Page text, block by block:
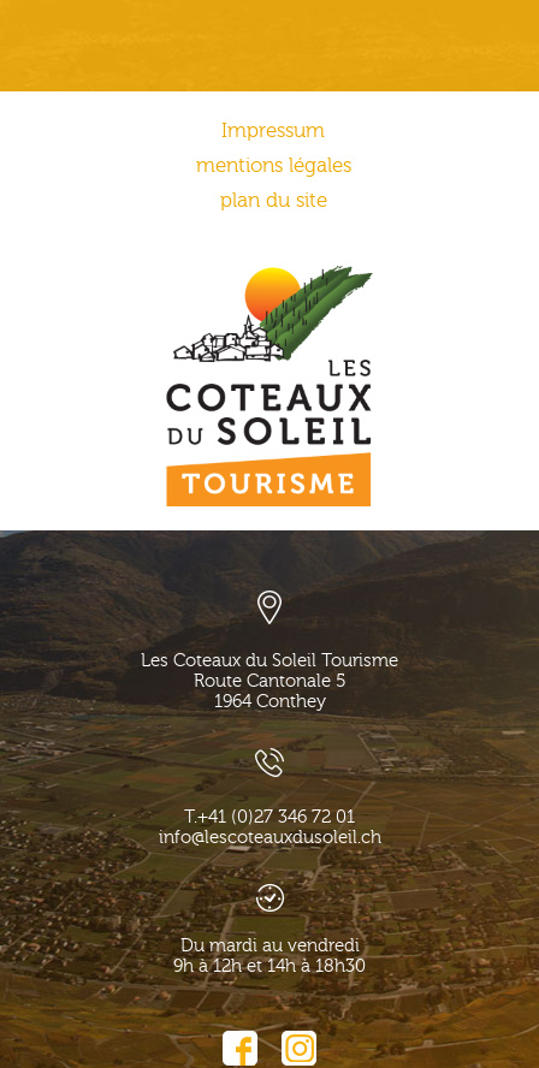
Impressum
mentions légales
plan du site
Les Coteaux du Soleil Tourisme
Route Cantonale 5
1964 Conthey
T.+41 (0)27 346 72 01
info@lescoteauxdusoleil.ch
Du mardi au vendredi
9h à 12h et 14h à 18h30